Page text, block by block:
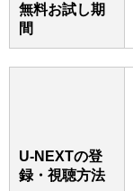
無料お試し期
間
U-NEXTの登
録・視聴方法